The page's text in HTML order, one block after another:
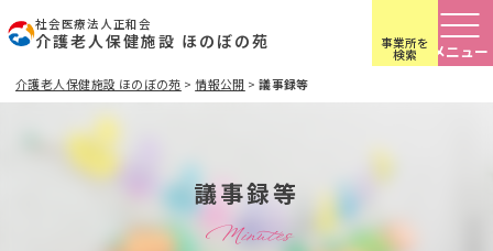
社会医療法人正和会
介護老人保健施設 ほのぼの苑
介護老人保健施設 ほのぼの苑 >情報公開 >議事録等
事業所を
検索
議事録等
Minutes